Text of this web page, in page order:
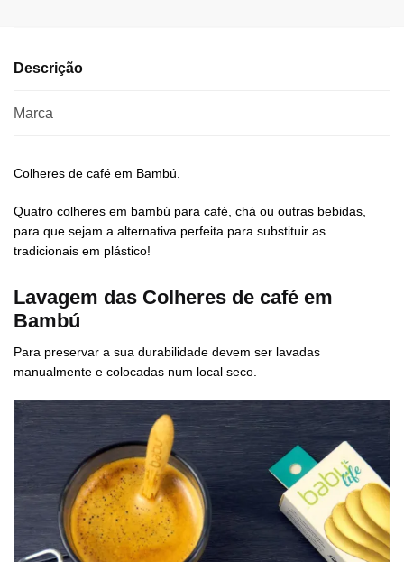
Descrição
Marca
Colheres de café em Bambú.
Quatro colheres em bambú para café, chá ou outras bebidas,
para que sejam a alternativa perfeita para substituir as
tradicionais em plástico!
Lavagem das Colheres de café em
Bambú
Para preservar a sua durabilidade devem ser lavadas
manualmente e colocadas num local seco.